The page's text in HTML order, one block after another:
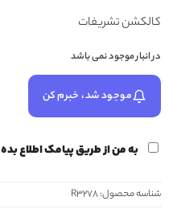
کالکشن تشریفات
در انبار موجود نمی باشد
موجود شد، خبرم کن
به من از طریق پیامک اطلاع بده
شناسه محصول:R3278